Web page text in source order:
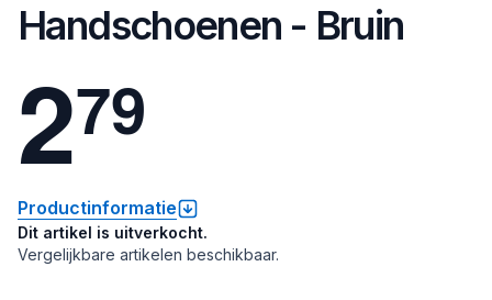
Handschoenen - Bruin
279
Productinformatie
Dit artikel is uitverkocht.
Vergelijkbare artikelen beschikbaar.